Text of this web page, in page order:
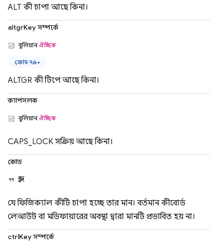
ALT কী চাপা আছে কিনা।
altgrKey সম্পর্কে
বুলিয়ানঐচ্ছিক
ক্রোম ৭৯+
ALTGR কী টিপে আছে কিনা।
ক্যাপসলক
বুলিয়ানঐচ্ছিক
CAPS_LOCK সক্রিয় আছে কিনা।
কোড
স্ট্রিং
যে ফিজিক্যাল কীটি চাপা হচ্ছে তার মান। বর্তমান কীবোর্ড
লেআউট বা মডিফায়ারের অবস্থা দ্বারা মানটি প্রভাবিত হয় না।
ctrlKey সম্পর্কে